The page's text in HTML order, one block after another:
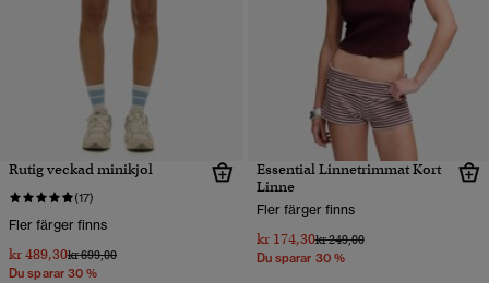
Rutig veckad minikjol
(17)
Fler färger finns
kr 489,30Pris reducerat från
kr 699,00till
Du sparar 30 %
Essential Linnetrimmat Kort
Linne
Fler färger finns
kr 174,30Pris reducerat från
kr 249,00till
Du sparar 30 %